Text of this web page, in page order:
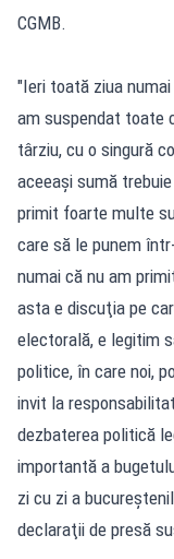
CGMB.
"Ieri toată ziua
am suspendat toate
târziu, cu o singură
aceeaşi sumă
primit foarte multe
care să le punem
numai că nu am
asta e discuţia pe
electorală, e legitim
politice, în care noi,
invit la
dezbaterea politică
importantă a
zi cu zi a
declaraţii de presă